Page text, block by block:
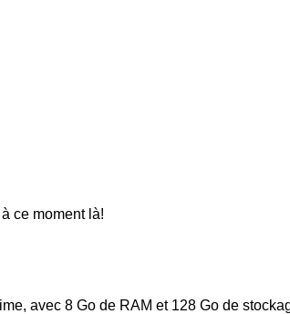
ce moment là!
avec 8 Go de RAM et 128 Go de